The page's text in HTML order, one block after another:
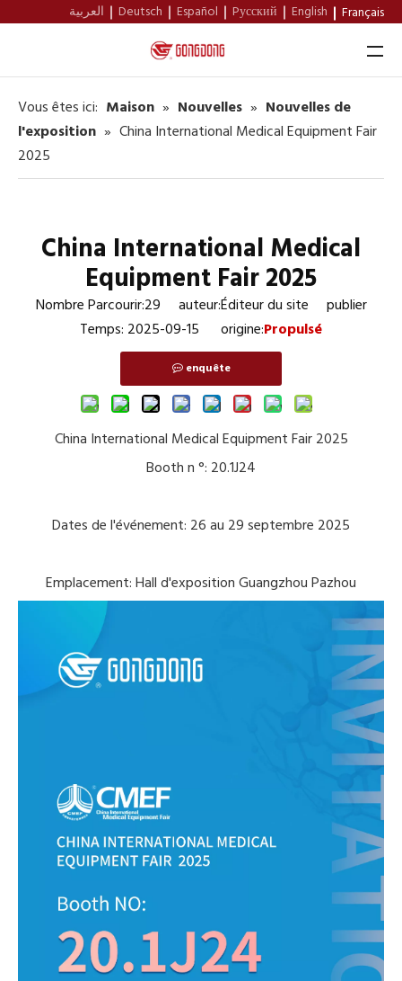
العربية Deutsch Español Pусский English Français
Maison
À Propos De Nous
Soutien
Vous êtes ici: Maison » Nouvelles » Nouvelles de
l'exposition » China International Medical Equipment Fair
2025
China International Medical
Equipment Fair 2025
Nombre Parcourir:29 auteur:Éditeur du site publier
Temps: 2025-09-15 origine:Propulsé
enquête
China International Medical Equipment Fair 2025
Booth n °: 20.1J24
Dates de l'événement: 26 au 29 septembre 2025
Emplacement: Hall d'exposition Guangzhou Pazhou